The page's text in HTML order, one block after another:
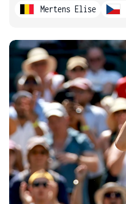
Mertens Elise